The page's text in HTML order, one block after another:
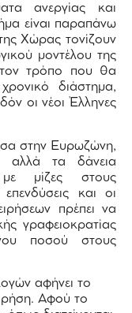
ανεργίας και
είναι παραπάνω
Χώρας τονίζουν
μοντέλου της
τρόπο που θα
διάστημα,
οι νέοι Έλληνες
στην Ευρωζώνη,
αλλά τα δάνεια
με μίζες στους
και οι
πρέπει να
γραφειοκρατίας
ποσού στους
αφήνει το
ρήση. Αφού το